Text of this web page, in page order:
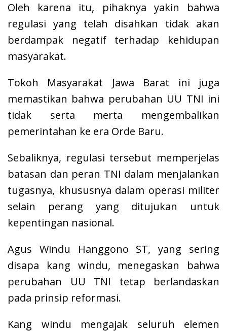
Oleh karena itu, pihaknya yakin bahwa
regulasi yang telah disahkan tidak akan
berdampak negatif terhadap kehidupan
masyarakat.
Tokoh Masyarakat Jawa Barat ini juga
memastikan bahwa perubahan UU TNI ini
tidak serta merta mengembalikan
pemerintahan ke era Orde Baru.
Sebaliknya, regulasi tersebut memperjelas
batasan dan peran TNI dalam menjalankan
tugasnya, khususnya dalam operasi militer
selain perang yang ditujukan untuk
kepentingan nasional.
Agus Windu Hanggono ST, yang sering
disapa kang windu, menegaskan bahwa
perubahan UU TNI tetap berlandaskan
pada prinsip reformasi.
Kang windu mengajak seluruh elemen